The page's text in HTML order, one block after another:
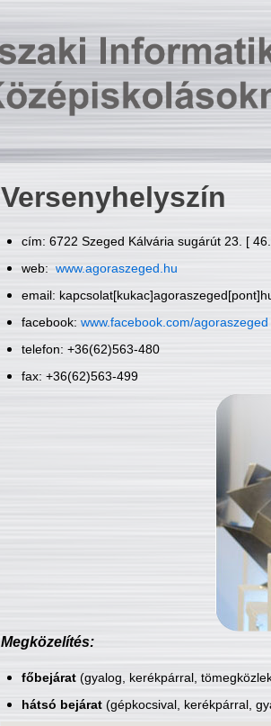
Versenyhelyszín
cím: 6722 Szeged Kálvária sugárút 23. [
web: www.agoraszeged.hu
email:
facebook: www.facebook.com/agoraszeged
telefon: +36(62)563-480
fax: +36(62)563-499
Megközelítés:
főbejárat(gyalog, kerékpárral,
hátsó bejárat(gépkocsival, kerékpárral,